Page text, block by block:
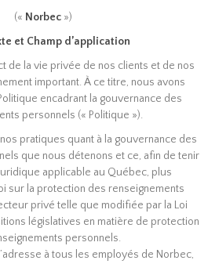
(« Norbec »)
et Champ d’application
de la vie privée de nos clients et de nos
important. À ce titre, nous avons
encadrant la gouvernance des
personnels (« Politique »).
pratiques quant à la gouvernance des
que nous détenons et ce, afin de tenir
applicable au Québec, plus
sur la protection des renseignements
privé telle que modifiée par la Loi
législatives en matière de protection
personnels.
à tous les employés de Norbec,